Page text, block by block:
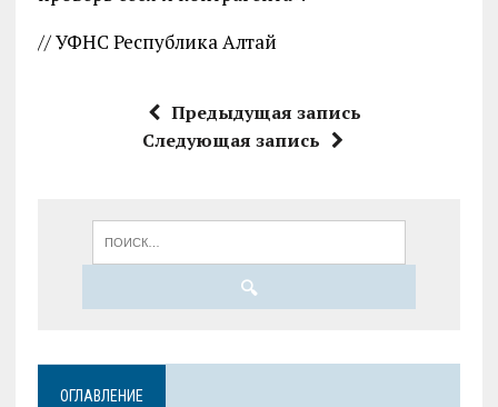
// УФНС Республика Алтай
Предыдущая запись
Следующая запись
ОГЛАВЛЕНИЕ